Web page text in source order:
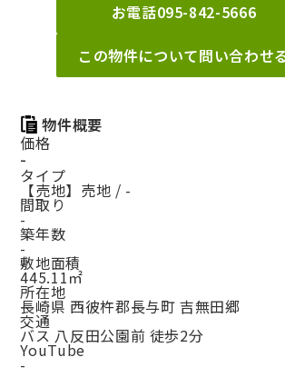
お電話095-842-5666
この物件について問い合わせ
物件概要
価格
-
タイプ
【売地】売地 / -
間取り
-
築年数
-
敷地面積
445.11㎡
所在地
長崎県 西彼杵郡長与町 吉無田郷
交通
バス 八反田公園前 徒歩2分
YouTube
-